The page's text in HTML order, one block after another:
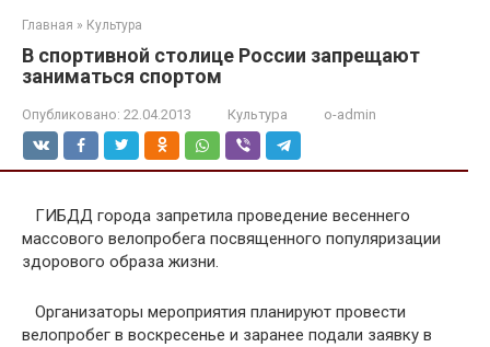
Главная » Культура
В спортивной столице России запрещают
заниматься спортом
Опубликовано: 22.04.2013 Культура o-admin
ГИБДД города запретила проведение весеннего
массового велопробега посвященного популяризации
здорового образа жизни.
Организаторы мероприятия планируют провести
велопробег в воскресенье и заранее подали заявку в